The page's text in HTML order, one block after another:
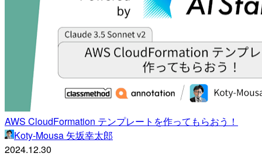
AWS CloudFormation テンプレートを作ってもらおう！
Koty-Mousa 矢坂幸太郎
2024.12.30